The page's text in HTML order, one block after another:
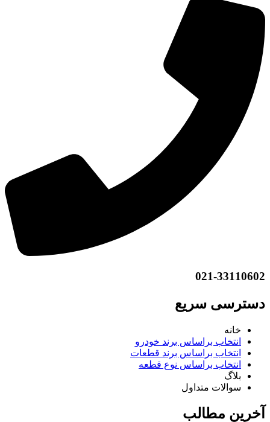
021-33110602
دسترسی سریع
خانه
انتخاب براساس برند خودرو
انتخاب براساس برند قطعات
انتخاب براساس نوع قطعه
بلاگ
سوالات متداول
آخرین مطالب